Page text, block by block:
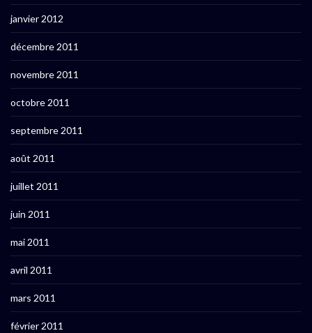
janvier 2012
décembre 2011
novembre 2011
octobre 2011
septembre 2011
août 2011
juillet 2011
juin 2011
mai 2011
avril 2011
mars 2011
février 2011